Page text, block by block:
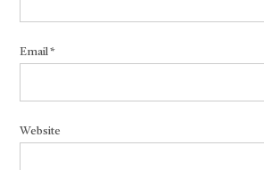
Email*
Website